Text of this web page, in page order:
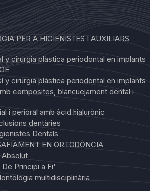
PER A HIGIENISTES I AUXILIARS
y cirurgia plàstica periodontal en implants
y cirurgia plàstica periodontal en implants
composites, blanquejament dental i
i perioral amb àcid hialurònic
dentàries
Dentals
EN ORTODÒNCIA
Absolut
Principi a Fi'
multidisciplinària